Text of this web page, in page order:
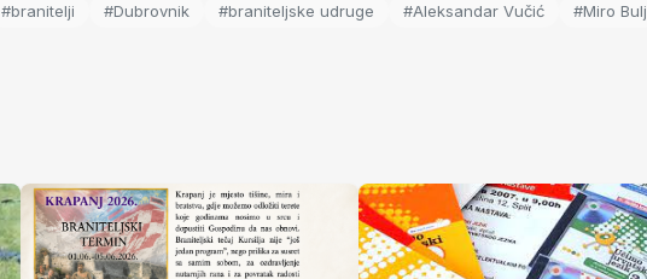
#branitelji #Dubrovnik #braniteljske udruge #Aleksandar Vučić #Miro Bulj